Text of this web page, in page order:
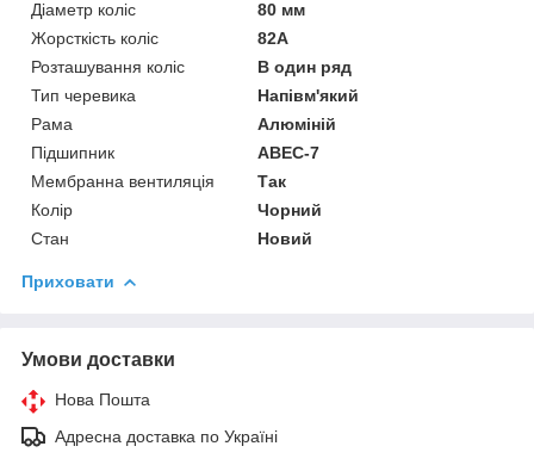
Діаметр коліс
80 мм
Жорсткість коліс
82А
Розташування коліс
В один ряд
Тип черевика
Напівм'який
Рама
Алюміній
Підшипник
ABEC-7
Мембранна вентиляція
Так
Колір
Чорний
Стан
Новий
Приховати
Умови доставки
Нова Пошта
Адресна доставка по Україні